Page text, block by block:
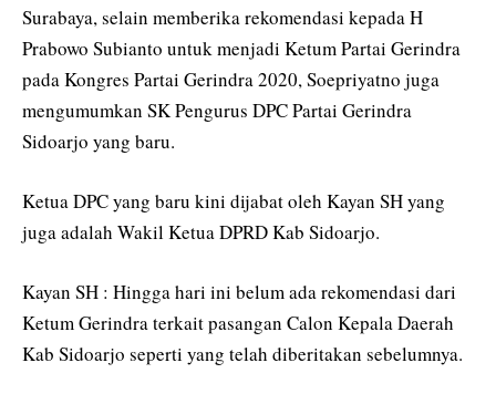
Surabaya, selain memberika rekomendasi kepada H
Prabowo Subianto untuk menjadi Ketum Partai Gerindra
pada Kongres Partai Gerindra 2020, Soepriyatno juga
mengumumkan SK Pengurus DPC Partai Gerindra
Sidoarjo yang baru.
Ketua DPC yang baru kini dijabat oleh Kayan SH yang
juga adalah Wakil Ketua DPRD Kab Sidoarjo.
Kayan SH : Hingga hari ini belum ada rekomendasi dari
Ketum Gerindra terkait pasangan Calon Kepala Daerah
Kab Sidoarjo seperti yang telah diberitakan sebelumnya.